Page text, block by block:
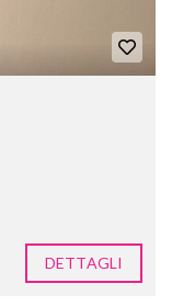
DETTAGLI